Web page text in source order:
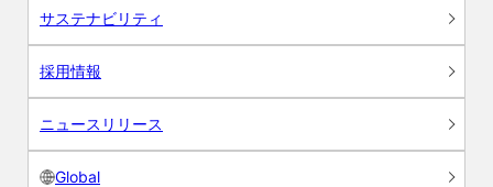
サステナビリティ
採用情報
ニュースリリース
Global